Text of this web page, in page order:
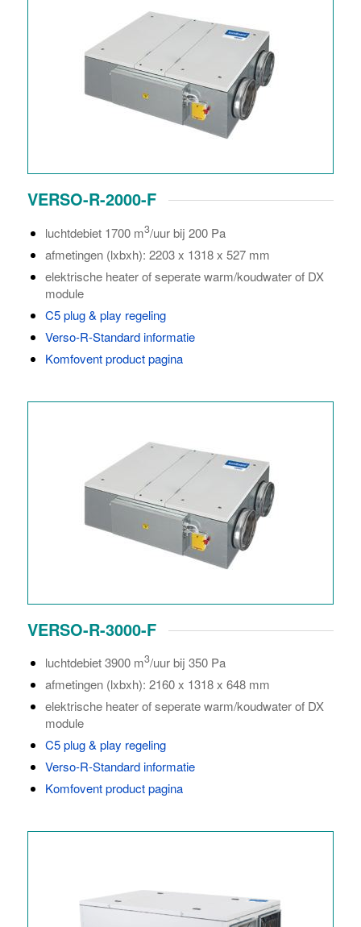
VERSO-R-2000-F
luchtdebiet 1700 m3/uur bij 200 Pa
afmetingen (lxbxh): 2203 x 1318 x 527 mm
elektrische heater of seperate warm/koudwater of DX
module
C5 plug & play regeling
Verso-R-Standard informatie
Komfovent product pagina
VERSO-R-3000-F
luchtdebiet 3900 m3/uur bij 350 Pa
afmetingen (lxbxh): 2160 x 1318 x 648 mm
elektrische heater of seperate warm/koudwater of DX
module
C5 plug & play regeling
Verso-R-Standard informatie
Komfovent product pagina